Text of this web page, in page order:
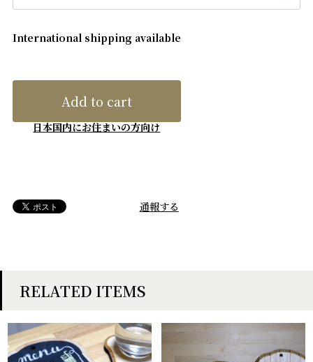
International shipping available
Add to cart
日本国内にお住まいの方向け
通報する
RELATED ITEMS